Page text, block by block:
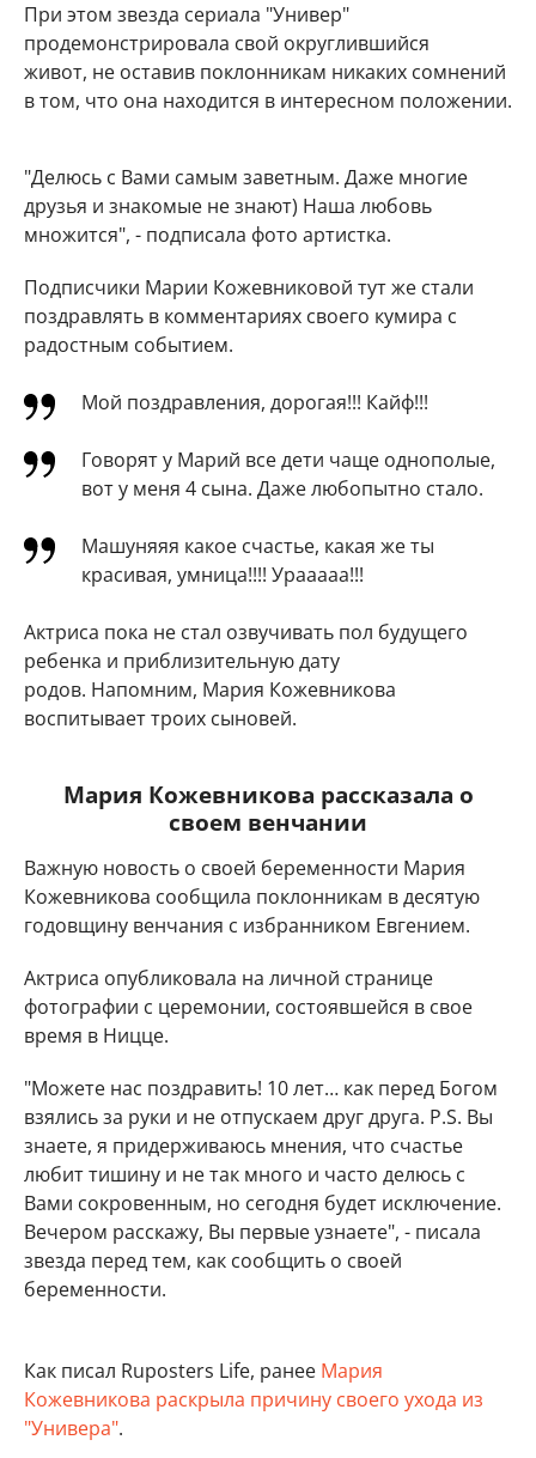
При этом звезда сериала "Универ"
продемонстрировала свой округлившийся
живот, не оставив поклонникам никаких сомнений
в том, что она находится в интересном положении.
"Делюсь с Вами самым заветным. Даже многие
друзья и знакомые не знают) Наша любовь
множится", - подписала фото артистка.
Подписчики Марии Кожевниковой тут же стали
поздравлять в комментариях своего кумира с
радостным событием.
Мой поздравления, дорогая!!! Кайф!!!
Говорят у Марий все дети чаще однополые,
вот у меня 4 сына. Даже любопытно стало.
Машуняяя какое счастье, какая же ты
красивая, умница!!!! Урааааа!!!
Актриса пока не стал озвучивать пол будущего
ребенка и приблизительную дату
родов. Напомним, Мария Кожевникова
воспитывает троих сыновей.
Мария Кожевникова рассказала о
своем венчании
Важную новость о своей беременности Мария
Кожевникова сообщила поклонникам в десятую
годовщину венчания с избранником Евгением.
Актриса опубликовала на личной странице
фотографии с церемонии, состоявшейся в свое
время в Ницце.
"Можете нас поздравить! 10 лет… как перед Богом
взялись за руки и не отпускаем друг друга. P.S. Вы
знаете, я придерживаюсь мнения, что счастье
любит тишину и не так много и часто делюсь с
Вами сокровенным, но сегодня будет исключение.
Вечером расскажу, Вы первые узнаете", - писала
звезда перед тем, как сообщить о своей
беременности.
Как писал Ruposters Life, ранее Мария
Кожевникова раскрыла причину своего ухода из
"Универа".